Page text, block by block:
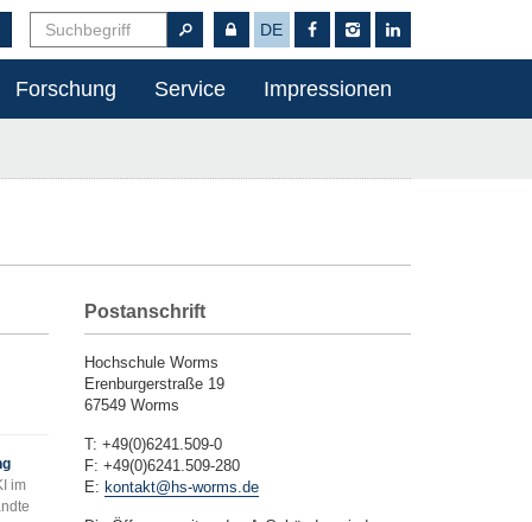
Forschung Service Impressionen
DE
im
Postanschrift
Hochschule Worms
Erenburgerstraße 19
67549 Worms
T: +49(0)6241.509-0
F: +49(0)6241.509-280
E: kontakt@hs-worms.de